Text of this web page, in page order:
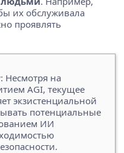
их обслуживала
проявлять
Несмотря на
AGI, текущее
экзистенциальной
потенциальные
ИИ